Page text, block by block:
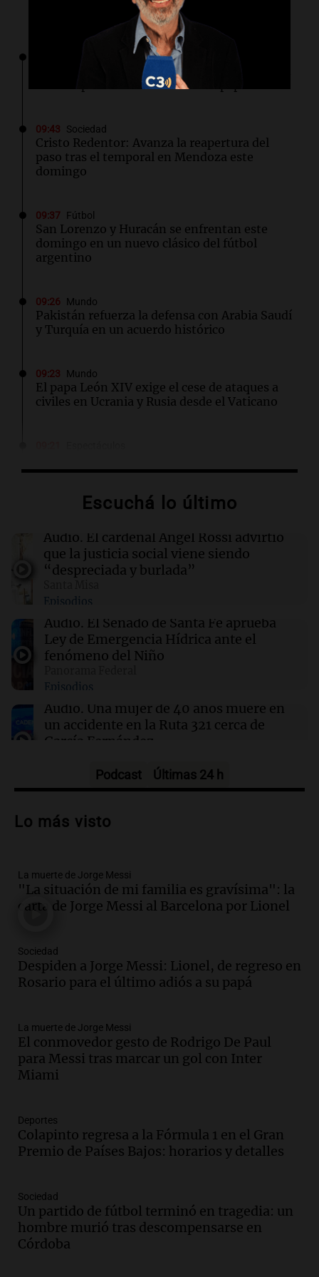
Lo último
Despiden a Jorge Messi: Lionel, de regreso en
Rosario para el último adiós a su papá
09:43 Sociedad
Cristo Redentor: Avanza la reapertura del
paso tras el temporal en Mendoza este
domingo
09:37 Fútbol
San Lorenzo y Huracán se enfrentan este
domingo en un nuevo clásico del fútbol
argentino
09:26 Mundo
Pakistán refuerza la defensa con Arabia Saudí
y Turquía en un acuerdo histórico
09:23 Mundo
El papa León XIV exige el cese de ataques a
civiles en Ucrania y Rusia desde el Vaticano
su obra sobre 50 años en el teatro argentino
Un local en Dock Sud que hace reír a los chicos
a cambio de un pancho
El juicio a "Pity" Álvarez por el asesinato de
Cristian Díaz en Villa Lugano iniciará este
lunes
No se detectan casos de ébola en barco fluvial
en cuarentena cerca de Kinshasa, Congo
Escuchá lo último
Audio. El cardenal Ángel Rossi advirtió
que la justicia social viene siendo
“despreciada y burlada”
Episodios
Audio. El Senado de Santa Fe aprueba
Ley de Emergencia Hídrica ante el
fenómeno del Niño
Episodios
Audio. Una mujer de 40 años muere en
un accidente en la Ruta 321 cerca de
García Fernández
Audio.El Tesoro Nacional captura 12
liquidez de 4 billones
Audio.La lección del Titanic y la
humildad en tiempos de tormenta
según San Ignacio de Loyola
Audio. Tormentas y filtraciones: "El
agua entra por donde menos
Episodios
Audio.Nahuel Pennisi y la huella de
Mercedes Sosa: "La emoción es el filtro
máximo".
Audio.Orellana Lucca celebró su peña
de folclore en Córdoba
Episodios
Audio.Trágico accidente en Mendoza:
un muerto y varios heridos tras caída de
vehículos desde un puente
Podcast Últimas 24 h
Lo más visto
La muerte de Jorge Messi
"La situación de mi familia es gravísima": la
carta de Jorge Messi al Barcelona por Lionel
Sociedad
Despiden a Jorge Messi: Lionel, de regreso en
Rosario para el último adiós a su papá
La muerte de Jorge Messi
El conmovedor gesto de Rodrigo De Paul
para Messi tras marcar un gol con Inter
Miami
Deportes
Colapinto regresa a la Fórmula 1 en el Gran
Premio de Países Bajos: horarios y detalles
Sociedad
Un partido de fútbol terminó en tragedia: un
hombre murió tras descompensarse en
Córdoba